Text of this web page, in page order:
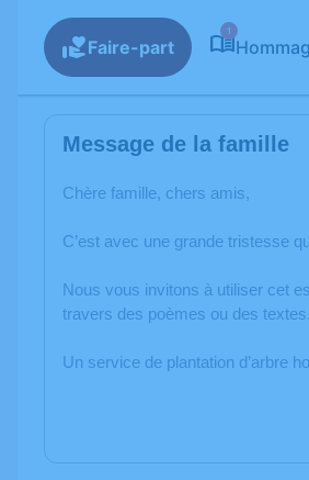
Faire-part
1
Message de la famille
Chère famille, chers amis,
C’est avec une grande tristesse
Nous vous invitons à utiliser cet
travers des poèmes ou des
Un service de plantation d’arbre